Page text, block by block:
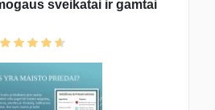
sveikatai ir gamtai